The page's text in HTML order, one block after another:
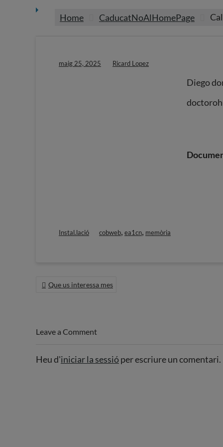
Home CaducatNoAlHomePage
maig 25, 2025 Ricard Lopez
Diego
Instal.lació cobweb, ea1cn, memòria
Navegació
Que us interessa mes
Leave a Comment
Heu d'iniciar la sessióper escriure un comentari.